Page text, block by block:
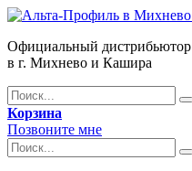
Официальный дистрибьютор
в г. Михнево и Кашира
Корзина
Позвоните мне